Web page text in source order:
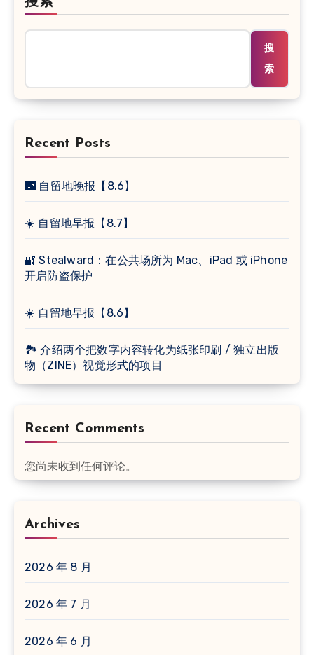
搜
索
Recent Posts
🌃 自留地晚报【8.6】
☀️ 自留地早报【8.7】
🔐 Stealward：在公共场所为 Mac、iPad 或 iPhone
开启防盗保护
☀️ 自留地早报【8.6】
🏞 介绍两个把数字内容转化为纸张印刷 / 独立出版
物（ZINE）视觉形式的项目
Recent Comments
您尚未收到任何评论。
Archives
2026 年 8 月
2026 年 7 月
2026 年 6 月